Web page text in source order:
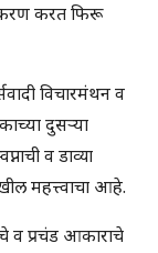
करत फिरू
विचारमंथन व
दुसऱ्या
व डाव्या
महत्त्वाचा आहे.
व प्रचंड आकाराचे